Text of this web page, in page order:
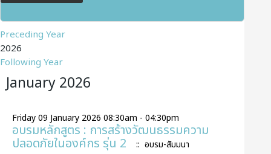
Preceding Year
2026
Following Year
January 2026
Friday 09 January 2026 08:30am - 04:30pm
อบรมหลักสูตร : การสร้างวัฒนธรรมความ
ปลอดภัยในองค์กร รุ่น 2 :: อบรม-สัมมนา